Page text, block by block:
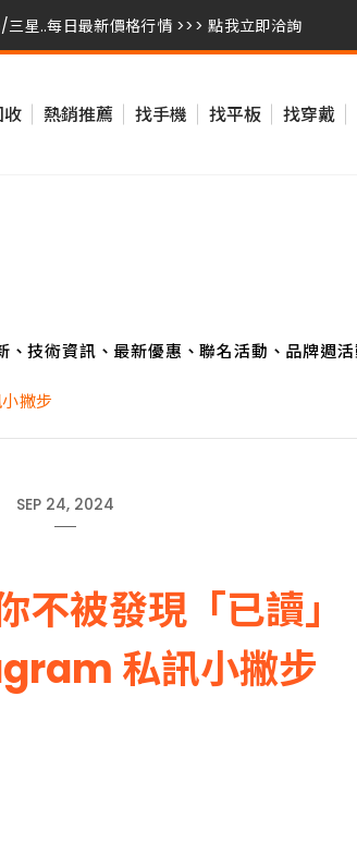
星..每日最新價格行情 >>> 點我立即洽詢
星..每日最新價格行情 >>> 點我立即洽詢
收 熱銷推薦 找手機 找平板 找穿戴
技術資訊、最新優惠、聯名活動、品牌週活
撇步
SEP 24, 2024
不被發現「已讀」
私訊小撇步